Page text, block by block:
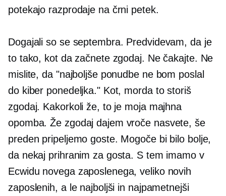
potekajo razprodaje na črni petek.
Dogajali so se septembra. Predvidevam, da je
to tako, kot da začnete zgodaj. Ne čakajte. Ne
mislite, da "najboljše ponudbe ne bom poslal
do kiber ponedeljka." Kot, morda to storiš
zgodaj. Kakorkoli že, to je moja majhna
opomba. Že zgodaj dajem vroče nasvete, še
preden pripeljemo goste. Mogoče bi bilo bolje,
da nekaj prihranim za gosta. S tem imamo v
Ecwidu novega zaposlenega, veliko novih
zaposlenih, a le najboljši in najpametnejši